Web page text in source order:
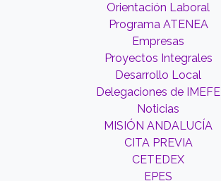
Orientación Laboral
Programa ATENEA
Empresas
Proyectos Integrales
Desarrollo Local
Delegaciones de IMEFE
Noticias
MISIÓN ANDALUCÍA
CITA PREVIA
CETEDEX
EPES